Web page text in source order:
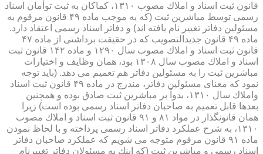
قانون ثبت اسناد و املاك مصوب ۱۳۱۰، كماكان به ثبت توأمان اسناد
رسمی توسط مباشرین ثبت (كه به موجب ماده ۴۹ قانون مرقوم به
مسئولین دفاتر تغییر نام یافته اند) و دفاتر اسناد رسمی اعتقاد دارد.
ماده ۴۹ قانون جدیدالتصویب كه در حقیقت برداشتی از ماده ۴۷
قانون ثبت اسناد و املاك مصوب سال ۱۲۹۰ و ماده ۱۴۲ قانون ثبت
اسناد و املاك مصوب سال ۱۳۰۸ بود، همان وظایف و اختیارات
مباشرین ثبت را به مسئولین دفاتر هم تعمیم می دهد. (باید توجه
نمود كه معنای مسئولین دفاتر، مندرج در ماده ۴۹ قانون ثبت اسناد
واملاك سال ۱۳۱۰، بدواً بر مباشرین ثبت صادق بوده و همچنین
بعدها قابل تعمیم به صاحبان دفاتر اسناد رسمی بوده است) زیرا
همان قانونگذار در مواد ۸۱ و ۹۱ قانون ثبت اسناد و املاك مصوب
۱۳۱۰، به شرح عملكرد دفاتر اسناد رسمی پرداخته و با لحاظ نمودن
ماده ۹۱ قانون مرقوم متوجه می شویم كه عملكرد صاحبان دفاتر
اسناد رسمی و مباشرین ثبت (كه اینك به مسئولان دفاتر تغییرنام